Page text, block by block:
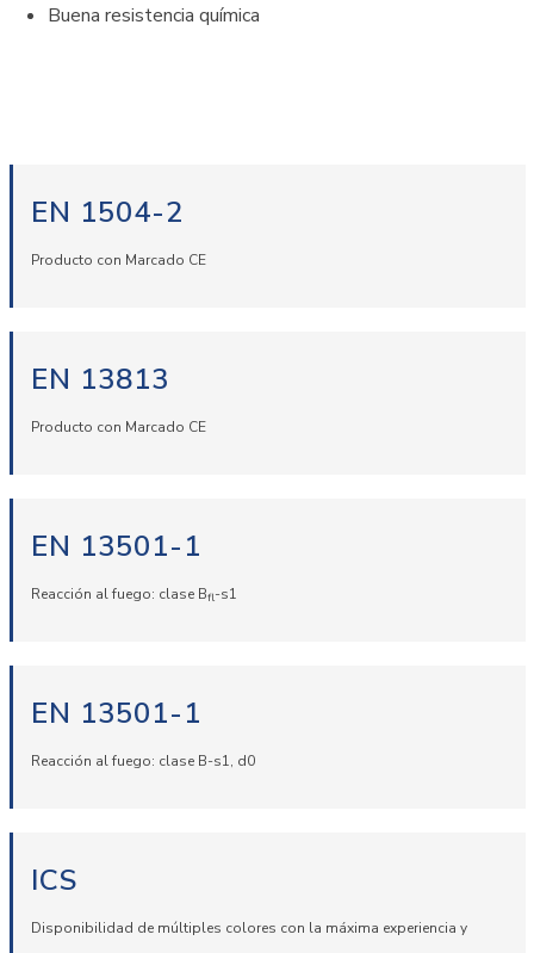
Buena resistencia química
EN 1504-2
Producto con Marcado CE
EN 13813
Producto con Marcado CE
EN 13501-1
Reacción al fuego: clase Bfl-s1
EN 13501-1
Reacción al fuego: clase B-s1, d0
ICS
Disponibilidad de múltiples colores con la máxima experiencia y